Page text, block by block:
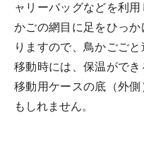
ャリーバッグなどを利
かごの網目に足をひっ
りますので、鳥かごご
移動時には、保温がで
移動用ケースの底（外
もしれません。